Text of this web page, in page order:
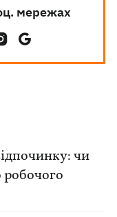
мережах
чи
робочого